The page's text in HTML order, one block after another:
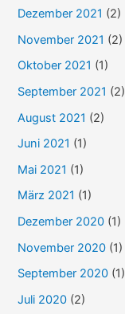
Dezember 2021 (2)
November 2021 (2)
Oktober 2021 (1)
September 2021 (2)
August 2021 (2)
Juni 2021 (1)
Mai 2021 (1)
März 2021 (1)
Dezember 2020 (1)
November 2020 (1)
September 2020 (1)
Juli 2020 (2)